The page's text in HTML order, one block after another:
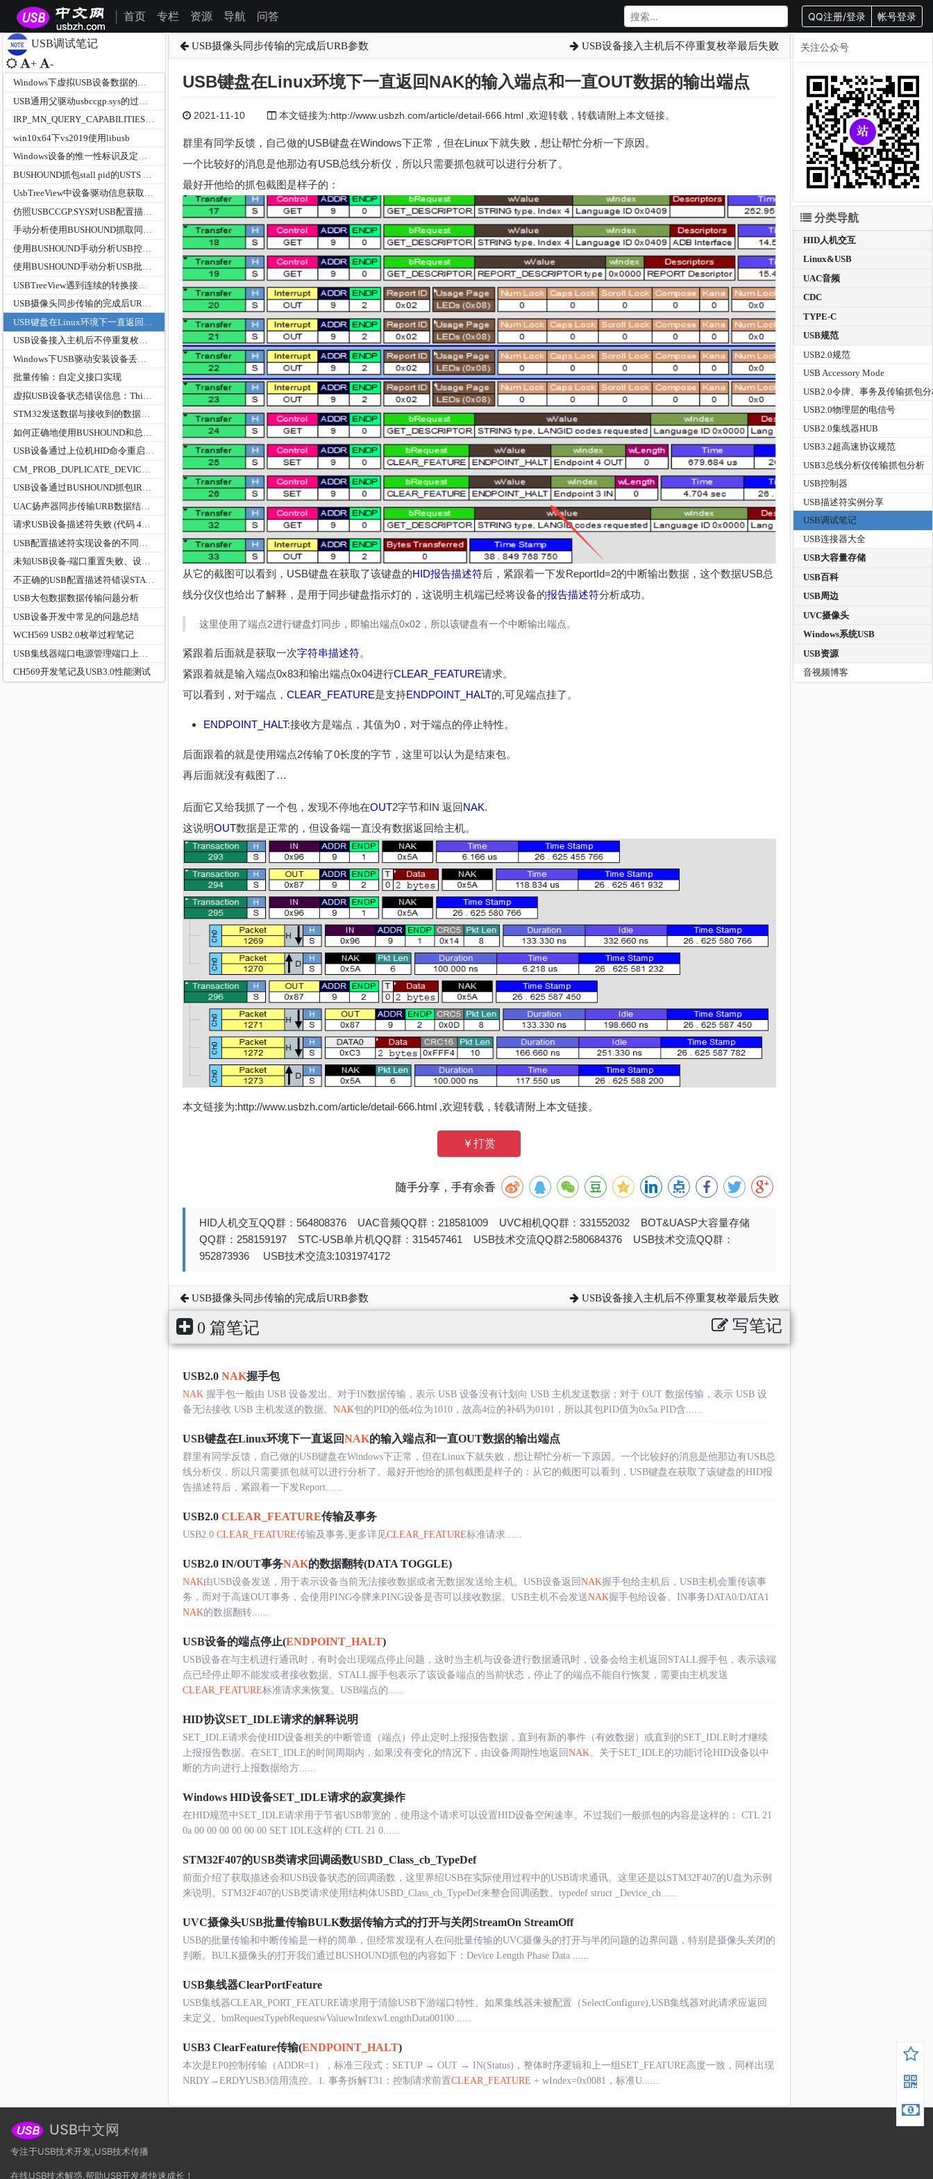
首页 专栏 资源 导航 问答 QQ注册/登录 帐号登录
USB调试笔记
+ -
Windows下虚拟USB设备数据的读写请求调试笔记
IRP_MN_QUERY_CAPABILITIES和IRP_MN_QUERY_INTERFACE在USB总线驱动中的作用
win10x64下vs2019使用libusb
Windows设备的惟一性标识及定位-DEVPKEY_Device_ContainerId
UsbTreeView中设备驱动信息获取方法
手动分析使用BUSHOUND抓取同步传输的URB
使用BUSHOUND手动分析USB批量传输的URB
USB摄像头同步传输的完成后URB参数
USB设备接入主机后不停重复枚举最后失败
批量传输：自定义接口实现
STM32发送数据与接收到的数据长度不一致问题
USB设备通过上位机HID命令重启几次后会出现未识别的USB设备，插拔设备端都没用，而是需要重启电脑才能恢复
USB设备通过BUSHOUND抓包IRP被取消USTS状态为0xC0010000
请求USB设备描述符失败 (代码 43)CM_PROB_FAILED_POST_START
未知USB设备-端口重置失败、设备描述符请求失败
USB大包数据数据传输问题分析
USB设备开发中常见的问题总结
WCH569 USB2.0枚举过程笔记
CH569开发笔记及USB3.0性能测试
USB摄像头同步传输的完成后URB参数 USB设备接入主机后不停重复枚举最后失败
USB键盘在Linux环境下一直返回NAK的输入端点和一直OUT数据的输出端点
2021-11-10 本文链接为:http://www.usbzh.com/article/detail-666.html ,欢迎转载，转载请附上本文链接。
群里有同学反馈，自己做的USB键盘在Windows下正常，但在Linux下就失败，想让帮忙分析一下原因。
一个比较好的消息是他那边有USB总线分析仪，所以只需要抓包就可以进行分析了。
最好开他给的抓包截图是样子的：
从它的截图可以看到，USB键盘在获取了该键盘的HID报告描述符后，紧跟着一下发ReportId=2的中断输出数据，这个数据USB总
线分仪仪也给出了解释，是用于同步键盘指示灯的，这说明主机端已经将设备的报告描述符分析成功。
这里使用了端点2进行键盘灯同步，即输出端点0x02，所以该键盘有一个中断输出端点。
紧跟着后面就是获取一次字符串描述符。
紧跟着就是输入端点0x83和输出端点0x04进行CLEAR_FEATURE请求。
可以看到，对于端点， CLEAR_FEATURE是支持ENDPOINT_HALT的,可见端点挂了。
ENDPOINT_HALT:接收方是端点，其值为0，对于端点的停止特性。
后面跟着的就是使用端点2传输了0长度的字节，这里可以认为是结束包。
再后面就没有截图了…
后面它又给我抓了一个包，发现不停地在OUT2字节和IN 返回NAK.
这说明OUT数据是正常的，但设备端一直没有数据返回给主机。
本文链接为:http://www.usbzh.com/article/detail-666.html ,欢迎转载，转载请附上本文链接。
￥打赏
随手分享，手有余香
HID人机交互QQ群：564808376 UAC音频QQ群：218581009 UVC相机QQ群：331552032 BOT&UASP大容量存储
QQ群：258159197 STC-USB单片机QQ群：315457461 USB技术交流QQ群2:580684376 USB技术交流QQ群：
952873936 USB技术交流3:1031974172
USB摄像头同步传输的完成后URB参数 USB设备接入主机后不停重复枚举最后失败
0 篇笔记 写笔记
USB2.0 NAK握手包
NAK 握手包一般由 USB 设备发出。对于IN数据传输，表示 USB 设备没有计划向 USB 主机发送数据；对于 OUT 数据传输，表示 USB 设
备无法接收 USB 主机发送的数据。 NAK包的PID的低4位为1010，故高4位的补码为0101，所以其包PID值为0x5a.PID含......
USB键盘在Linux环境下一直返回NAK的输入端点和一直OUT数据的输出端点
群里有同学反馈，自己做的USB键盘在Windows下正常，但在Linux下就失败，想让帮忙分析一下原因。一个比较好的消息是他那边有USB总
线分析仪，所以只需要抓包就可以进行分析了。最好开他给的抓包截图是样子的：从它的截图可以看到，USB键盘在获取了该键盘的HID报
告描述符后，紧跟着一下发Report......
USB2.0 CLEAR_FEATURE传输及事务
USB2.0 CLEAR_FEATURE传输及事务,更多详见CLEAR_FEATURE标准请求......
USB2.0 IN/OUT事务NAK的数据翻转(DATA TOGGLE)
NAK由USB设备发送，用于表示设备当前无法接收数据或者无数据发送给主机。USB设备返回 NAK握手包给主机后，USB主机会重传该事
务，而对于高速OUT事务，会使用PING令牌来PING设备是否可以接收数据。USB主机不会发送NAK握手包给设备。IN事务DATA0/DATA1
NAK的数据翻转......
USB设备的端点停止(ENDPOINT_HALT)
USB设备在与主机进行通讯时，有时会出现端点停止问题，这时当主机与设备进行数据通讯时，设备会给主机返回STALL握手包，表示该端
点已经停止即不能发或者接收数据。STALL握手包表示了该设备端点的当前状态，停止了的端点不能自行恢复，需要由主机发送
CLEAR_FEATURE标准请求来恢复。USB端点的......
HID协议SET_IDLE请求的解释说明
SET_IDLE请求会使HID设备相关的中断管道（端点）停止定时上报报告数据，直到有新的事件（有效数据）或直到的SET_IDLE时才继续
上报报告数据。在SET_IDLE的时间周期内，如果没有变化的情况下，由设备周期性地返回 NAK 。关于SET_IDLE的功能讨论HID设备以中
断的方向进行上报数据给方......
Windows HID设备SET_IDLE请求的寂寞操作
在HID规范中SET_IDLE请求用于节省USB带宽的，使用这个请求可以设置HID设备空闲速率。不过我们一般抓包的内容是这样的： CTL 21
0a 00 00 00 00 00 00 SET IDLE这样的 CTL 21 0......
STM32F407的USB类请求回调函数USBD_Class_cb_TypeDef
前面介绍了获取描述会和USB设备状态的回调函数，这里界绍USB在实际使用过程中的USB请求通讯。这里还是以STM32F407的U盘为示例
来说明。STM32F407的USB类请求使用结构体USBD_Class_cb_TypeDef来整合回调函数。typedef struct _Device_cb......
UVC摄像头USB批量传输BULK数据传输方式的打开与关闭StreamOn StreamOff
USB的批量传输和中断传输是一样的简单，但经常发现有人在问批量传输的UVC摄像头的打开与半闭问题的边界问题，特别是摄像头关闭的
判断。BULK摄像头的打开我们通过BUSHOUND抓包的内容如下：Device Length Phase Data ......
USB集线器ClearPortFeature
USB集线器CLEAR_PORT_FEATURE请求用于清除USB下游端口特性。如果集线器未被配置（SelectConfigure),USB集线器对此请求应返回
未定义。bmRequestTypebRequestwValuewIndexwLengthData00100......
USB3 ClearFeature传输(ENDPOINT_HALT)
本次是EP0控制传输（ADDR=1），标准三段式：SETUP → OUT → IN(Status)，整体时序逻辑和上一组SET_FEATURE高度一致，同样出现
NRDY→ERDYUSB3信用流控。1. 事务拆解T31：控制请求前置CLEAR_FEATURE + wIndex=0x0081，标准U......
关注公众号
分类导航
HID人机交互
Linux&USB
UAC音频
CDC
TYPE-C
USB规范
USB2.0规范
USB Accessory Mode
USB2.0令牌、事务及传输抓包
USB2.0物理层的电信号
USB2.0集线器HUB
USB3.2超高速协议规范
USB3总线分析仪传输抓包分析
USB控制器
USB描述符实例分享
USB调试笔记
USB连接器大全
USB大容量存储
USB百科
USB周边
UVC摄像头
Windows系统USB
USB资源
音视频博客
USB中文网
专注于USB技术开发,USB技术传播
在线USB技术解惑,帮助USB开发者快速成长！